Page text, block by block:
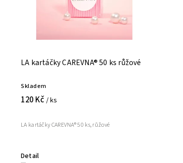
LA kartáčky CAREVNA® 50 ks růžové
Skladem
120 Kč / ks
Detail
LA kartáčky CAREVNA® 50 ks, růžové